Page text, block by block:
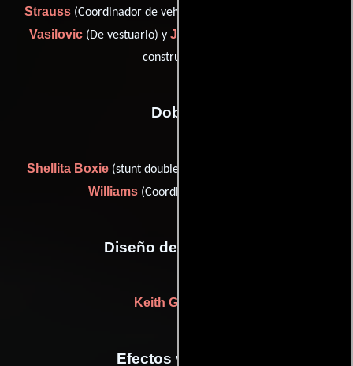
Strauss(Coordinador de vehículos de la película),
Vasilovic (De vestuario) y Jay Womer
construcción)
Dobles
Shellita Boxie (stunt double: Sanaa Lathan) y
Williams (Coordinador de dobles)
Diseño de vestuario
Keith G. Lewis
Efectos visuales